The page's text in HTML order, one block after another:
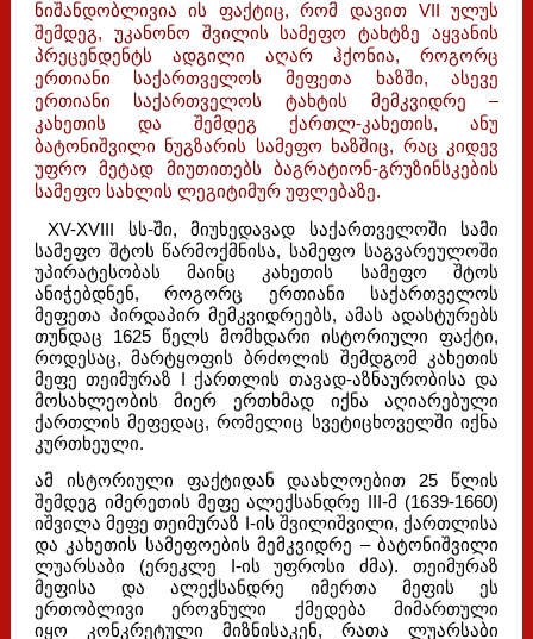
ნიშანდობლივია ის ფაქტიც, რომ დავით VII ულუს
შემდეგ, უკანონო შვილის სამეფო ტახტზე აყვანის
პრეცენდენტს ადგილი აღარ ჰქონია, როგორც
ერთიანი საქართველოს მეფეთა ხაზში, ასევე
ერთიანი საქართველოს ტახტის მემკვიდრე –
კახეთის და შემდეგ ქართლ-კახეთის, ანუ
ბატონიშვილი ნუგზარის სამეფო ხაზშიც, რაც კიდევ
უფრო მეტად მიუთითებს ბაგრატიონ-გრუზინსკების
სამეფო სახლის ლეგიტიმურ უფლებაზე.
XV-XVIII სს-ში, მიუხედავად საქართველოში სამი
სამეფო შტოს წარმოქმნისა, სამეფო საგვარეულოში
უპირატესობას მაინც კახეთის სამეფო შტოს
ანიჭებდნენ, როგორც ერთიანი საქართველოს
მეფეთა პირდაპირ მემკვიდრეებს, ამას ადასტურებს
თუნდაც 1625 წელს მომხდარი ისტორიული ფაქტი,
როდესაც, მარტყოფის ბრძოლის შემდგომ კახეთის
მეფე თეიმურაზ I ქართლის თავად-აზნაურობისა და
მოსახლეობის მიერ ერთხმად იქნა აღიარებული
ქართლის მეფედაც, რომელიც სვეტიცხოველში იქნა
კურთხეული.
ამ ისტორიული ფაქტიდან დაახლოებით 25 წლის
შემდეგ იმერეთის მეფე ალექსანდრე III-მ (1639-1660)
იშვილა მეფე თეიმურაზ I-ის შვილიშვილი, ქართლისა
და კახეთის სამეფოების მემკვიდრე – ბატონიშვილი
ლუარსაბი (ერეკლე I-ის უფროსი ძმა). თეიმურაზ
მეფისა და ალექსანდრე იმერთა მეფის ეს
ერთობლივი ეროვნული ქმედება მიმართული
იყო კონკრეტული მიზნისაკენ, რათა ლუარსაბი